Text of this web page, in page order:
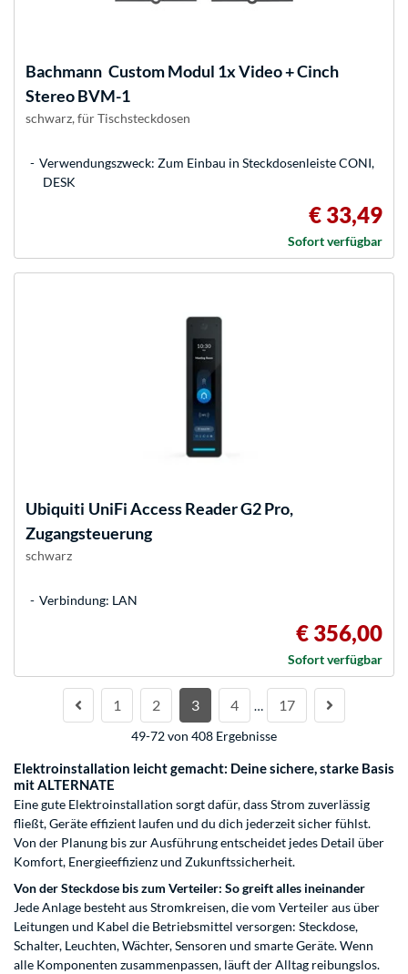
Bachmann Custom Modul 1x Video + Cinch
Stereo BVM-1
schwarz, für Tischsteckdosen
Verwendungszweck: Zum Einbau in Steckdosenleiste CONI,
DESK
€ 33,49
Sofort verfügbar
Ubiquiti UniFi Access Reader G2 Pro,
Zugangsteuerung
schwarz
Verbindung: LAN
€ 356,00
Sofort verfügbar
1 2 3 4 … 17
49-72 von 408 Ergebnisse
Elektroinstallation leicht gemacht: Deine sichere, starke Basis
mit ALTERNATE
Eine gute Elektroinstallation sorgt dafür, dass Strom zuverlässig
fließt, Geräte effizient laufen und du dich jederzeit sicher fühlst.
Von der Planung bis zur Ausführung entscheidet jedes Detail über
Komfort, Energieeffizienz und Zukunftssicherheit.
Von der Steckdose bis zum Verteiler: So greift alles ineinander
Jede Anlage besteht aus Stromkreisen, die vom Verteiler aus über
Leitungen und Kabel die Betriebsmittel versorgen: Steckdose,
Schalter, Leuchten, Wächter, Sensoren und smarte Geräte. Wenn
alle Komponenten zusammenpassen, läuft der Alltag reibungslos.